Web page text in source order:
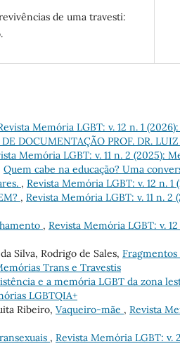
de uma travesti:
Memória LGBT: v. 12 n. 1
DOCUMENTAÇÃO PROF. DR.
Memória LGBT: v. 11 n. 2 (2025):
Quem cabe na educação? Uma
, Revista Memória LGBT: v. 12 n.
, Revista Memória LGBT: v. 11 n.
, Revista Memória LGBT: v.
Silva, Rodrigo de Sales, Fragmentos
Trans e Travestis
e a memória LGBT da zona
LGBTQIA+
Ribeiro, Vaqueiro-mãe , Revista
, Revista Memória LGBT: v.